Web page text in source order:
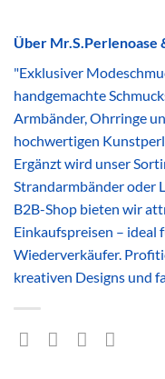
Über Mr.S.Perlenoase
"Exklusiver
handgemachte
Armbänder, Ohrringe
hochwertigen
Ergänzt wird unser
Strandarmbänder oder
B2B-Shop bieten wir
Einkaufspreisen – ideal
Wiederverkäufer.
kreativen Designs und